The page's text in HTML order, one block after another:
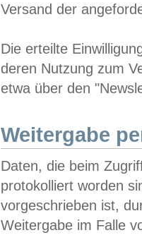
Versand der
Die erteilte
deren Nutzung zum
etwa über den
Weitergabe
Daten, die beim
protokolliert worden
vorgeschrieben ist,
Weitergabe im Falle